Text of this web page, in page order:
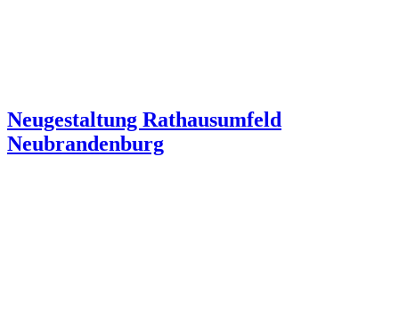
Neugestaltung Rathausumfeld
Neubrandenburg